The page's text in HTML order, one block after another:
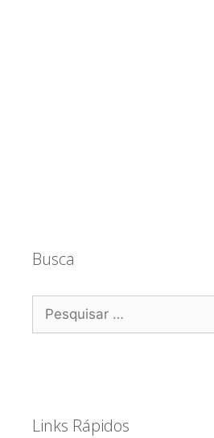
Busca
Pesquisar
Links Rápidos